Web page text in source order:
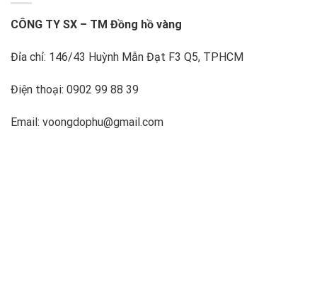
CÔNG TY SX – TM Đồng hồ vàng
Đỉa chỉ: 146/43 Huỳnh Mẫn Đạt F3 Q5, TPHCM
Điện thoại: 0902 99 88 39
Email: voongdophu@gmail.com